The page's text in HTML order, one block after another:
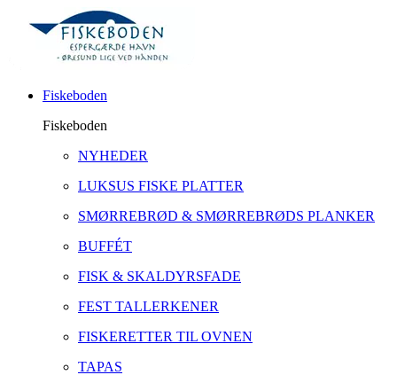
Fiskeboden
Fiskeboden
NYHEDER
LUKSUS FISKE PLATTER
SMØRREBRØD & SMØRREBRØDS PLANKER
BUFFÉT
FISK & SKALDYRSFADE
FEST TALLERKENER
FISKERETTER TIL OVNEN
TAPAS